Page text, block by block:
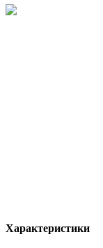
Характеристики